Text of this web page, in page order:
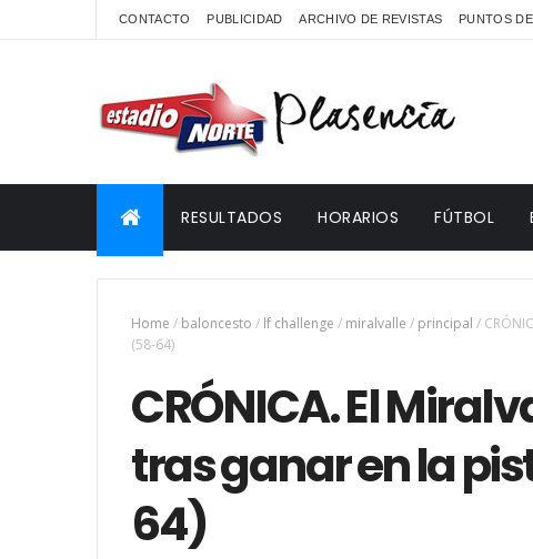
CONTACTO PUBLICIDAD ARCHIVO DE REVISTAS PUNTOS
RESULTADOS HORARIOS FÚTBOL
Home / baloncesto / lf challenge / miralvalle / principal /
(58-64)
CRÓNICA. El
tras ganar en la
64)